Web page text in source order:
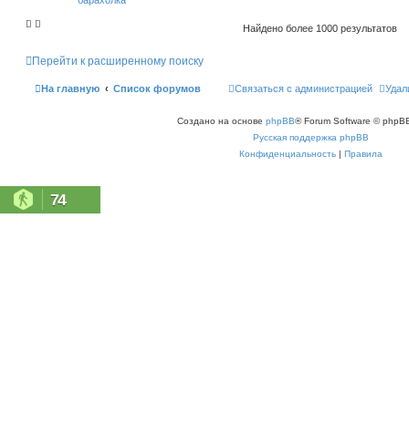
Найдено более 1000 результатов
Перейти к расширенному поиску
На главную Список форумов Связаться с администрацией
Создано на основе phpBB® Forum Software ©
Русская поддержка phpBB
Конфиденциальность | Правила
74